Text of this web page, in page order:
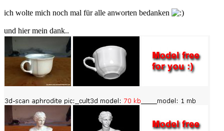
ich wolte mich noch mal für alle anworten bedanken
und hier mein dank..